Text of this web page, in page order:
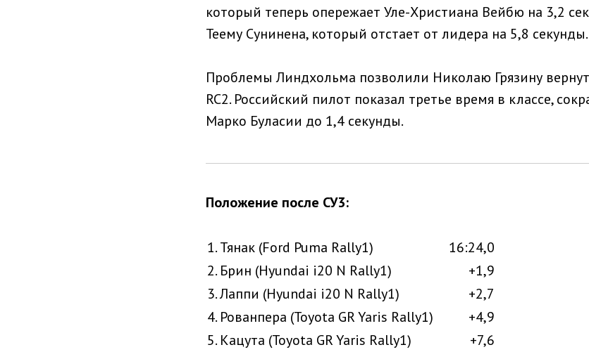
который теперь опережает Уле-Христиана Вейбю на 3,2
Теему Сунинена, который отстает от лидера на 5,8 секунды.
Проблемы Линдхольма позволили Николаю Грязину
RC2. Российский пилот показал третье время в классе,
Марко Буласии до 1,4 секунды.
Положение после СУ3:
1. Тянак (Ford Puma Rally1)
16:24,0
2. Брин (Hyundai i20 N Rally1)
+1,9
3. Лаппи (Hyundai i20 N Rally1)
+2,7
4. Рованпера (Toyota GR Yaris Rally1)
+4,9
5. Кацута (Toyota GR Yaris Rally1)
+7,6